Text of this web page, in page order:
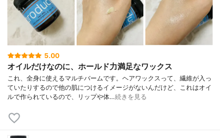
5.00
オイルだけなのに、ホールド力満足なワックス
これ、全身に使えるマルチバームです。ヘアワックスって、繊維が入っ
ていたりするので他の肌につけるイメージがないんだけど、これはオイ
ルで作られているので、リップや体…続きを見る